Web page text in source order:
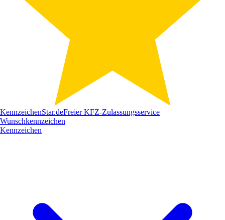
KennzeichenStar.deFreier KFZ-Zulassungsservice
Wunschkennzeichen
Kennzeichen